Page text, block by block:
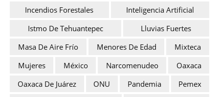
Incendios Forestales
Inteligencia Artificial
Istmo De Tehuantepec
Lluvias Fuertes
Masa De Aire Frío
Menores De Edad
Mixteca
Mujeres
México Narcomenudeo
Oaxaca
Oaxaca De Juárez
ONU Pandemia
Pemex